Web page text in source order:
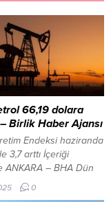
66,19 dolara
Birlik Haber Ajansı
Endeksi haziranda
3,7 arttı İçeriği
ANKARA – BHA Dün
kadar çıkan Brent
66,46 dolardan
0